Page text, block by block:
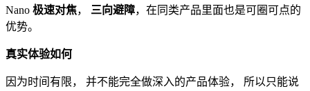
Nano 极速对焦， 三向避障，在同类产品里面也是可圈可点的
优势。
真实体验如何
因为时间有限， 并不能完全做深入的产品体验， 所以只能说